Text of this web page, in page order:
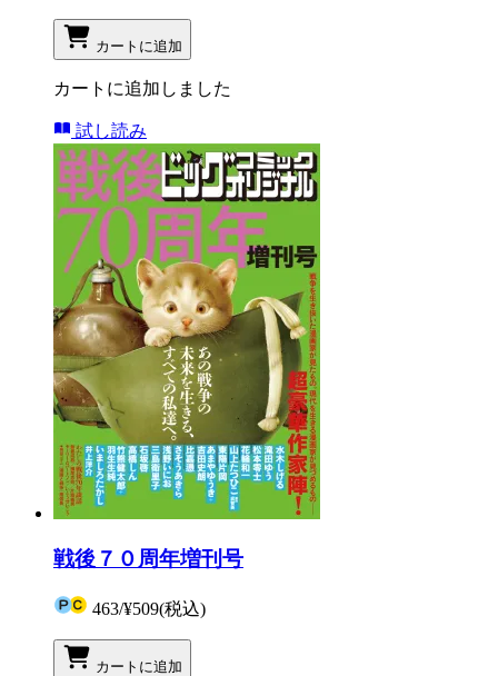
カートに追加
カートに追加しました
試し読み
戦後７０周年増刊号
463/¥509(税込)
カートに追加